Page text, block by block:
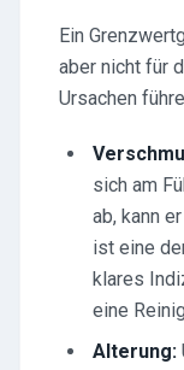
Ein
aber nicht für
Ursachen
sich am
ab, kann
ist eine
klares
eine
Alterung: